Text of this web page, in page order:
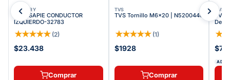
VICTORY
REPOSAPIE CONDUCTOR
IZQUIERDO-32783
★★★★★ (2)
$23.438
Comprar
TVS
TVS Tornillo M6x20 | N5200440
★★★★★ (1)
$1928
Comprar
TVS
TVS
★
ADDI